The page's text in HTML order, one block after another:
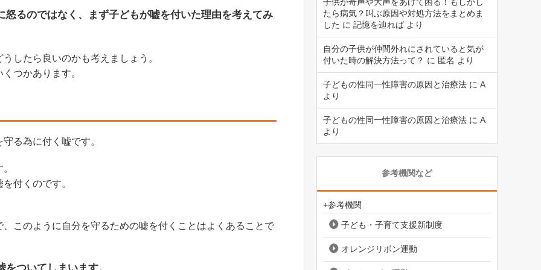
るのではなく、まず子どもが嘘を付いた理由を考えてみ
したら良いのかも考えましょう。
つかあります。
る為に付く嘘です。
付くのです。
このように自分を守るための嘘を付くことはよくあることで
たら病気？叫ぶ原因や対処方法をまとめま
した に 記憶を辿れば より
自分の子供が仲間外れにされていると気が
付いた時の解決方法って？ に 匿名 より
子どもの性同一性障害の原因と治療法 に A
より
子どもの性同一性障害の原因と治療法 に A
より
参考機関など
+参考機関
子ども・子育て支援新制度
オレンジリボン運動